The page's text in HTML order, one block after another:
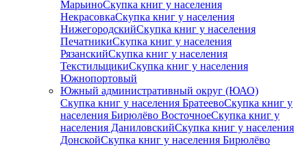
МарьиноСкупка книг у населения
НекрасовкаСкупка книг у населения
НижегородскийСкупка книг у населения
ПечатникиСкупка книг у населения
РязанскийСкупка книг у населения
ТекстильщикиСкупка книг у населения
Южнопортовый
Южный административный округ (ЮАО)
Скупка книг у населения БратеевоСкупка книг у
населения Бирюлёво ВосточноеСкупка книг у
населения ДаниловскийСкупка книг у населения
ДонскойСкупка книг у населения Бирюлёво